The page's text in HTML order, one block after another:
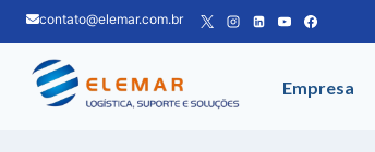
Pular
para
Conteúdo
contato@elemar.com.br
Empresa